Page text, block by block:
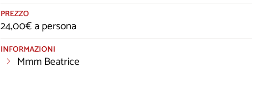
PREZZO
24,00€ a persona
INFORMAZIONI
Mmm Beatrice